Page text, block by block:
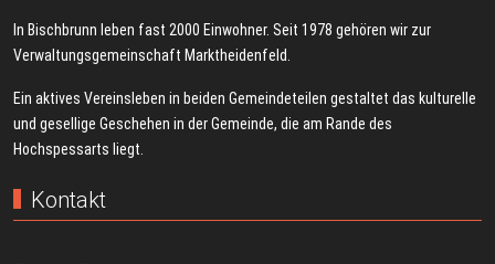
In Bischbrunn leben fast 2000 Einwohner. Seit 1978 gehören wir zur
Verwaltungsgemeinschaft Marktheidenfeld.
Ein aktives Vereinsleben in beiden Gemeindeteilen gestaltet das kulturelle
und gesellige Geschehen in der Gemeinde, die am Rande des
Hochspessarts liegt.
Kontakt